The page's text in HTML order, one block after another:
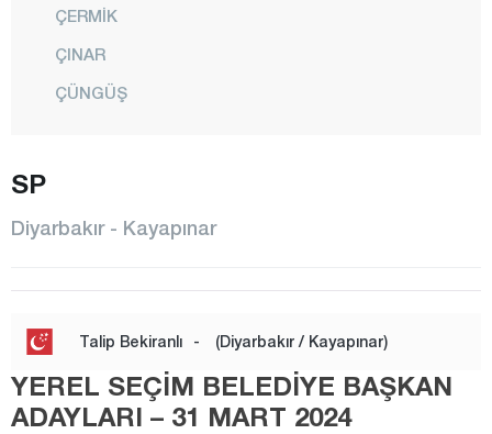
ÇERMİK
ÇINAR
ÇÜNGÜŞ
KAYAPINAR
KULP
SP
Diyarbakır - Kayapınar
Talip Bekiranlı - (Diyarbakır / Kayapınar)
YEREL SEÇİM BELEDİYE BAŞKAN
ADAYLARI – 31 MART 2024